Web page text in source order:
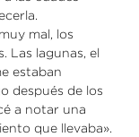
mal, los
Las lagunas, el
estaban
después de los
a notar una
que llevaba».